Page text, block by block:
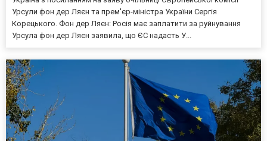
Урсули фон дер Ляєн та прем'єр-міністра України Сергія
Корецького. Фон дер Ляєн: Росія має заплатити за руйнування
Урсула фон дер Ляєн заявила, що ЄС надасть У...